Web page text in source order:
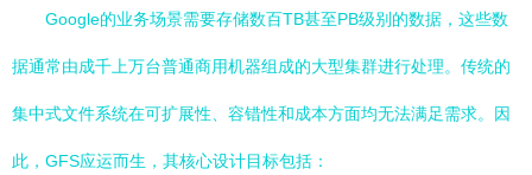
Google的业务场景需要存储数百TB甚至PB级别的数据，这些数
据通常由成千上万台普通商用机器组成的大型集群进行处理。传统的
集中式文件系统在可扩展性、容错性和成本方面均无法满足需求。因
此，GFS应运而生，其核心设计目标包括：